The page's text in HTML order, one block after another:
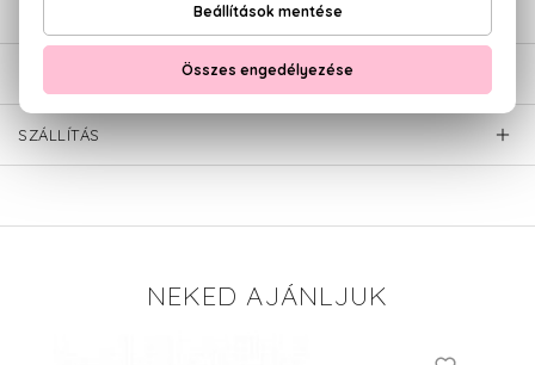
LEÍRÁS
SZÁLLÍTÁS
NEKED AJÁNLJUK